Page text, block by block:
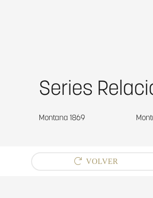
Series
Montana 1869
VOLVER